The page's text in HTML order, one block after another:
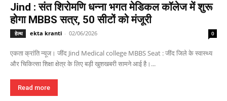
Jind : संत शिरोमणि धन्ना भगत मेडिकल कॉलेज में शुरू
होगा MBBS सत्र, 50 सीटों को मंजूरी
हेल्थ ekta kranti - 02/06/2026 0
एकता क्रांति न्यूज। जींद Jind Medical college MBBS Seat : जींद जिले के स्वास्थ्य
और चिकित्सा शिक्षा क्षेत्र के लिए बड़ी खुशखबरी सामने आई है।...
Read more